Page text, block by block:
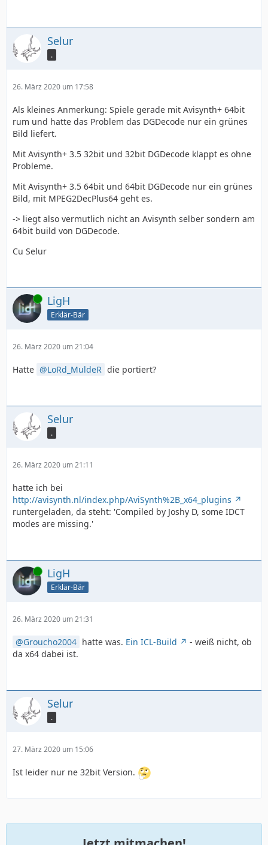
Selur
.
26. März 2020 um 17:58
Als kleines Anmerkung: Spiele gerade mit Avisynth+ 64bit
rum und hatte das Problem das DGDecode nur ein grünes
Bild liefert.
Mit Avisynth+ 3.5 32bit und 32bit DGDecode klappt es ohne
Probleme.
Mit Avisynth+ 3.5 64bit und 64bit DGDecode nur ein grünes
Bild, mit MPEG2DecPlus64 geht es.
-> liegt also vermutlich nicht an Avisynth selber sondern am
64bit build von DGDecode.
Cu Selur
Online LigH
Erklär-Bär
26. März 2020 um 21:04
Hatte LoRd_MuldeR die portiert?
Selur
.
26. März 2020 um 21:11
hatte ich bei
http://avisynth.nl/index.php/AviSynth%2B_x64_plugins
runtergeladen, da steht: 'Compiled by Joshy D, some IDCT
modes are missing.'
Online LigH
Erklär-Bär
26. März 2020 um 21:31
Groucho2004 hatte was. Ein ICL-Build
- weiß nicht, ob
da x64 dabei ist.
Selur
.
27. März 2020 um 15:06
Ist leider nur ne 32bit Version.